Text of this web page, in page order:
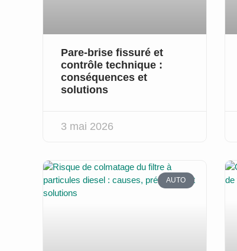
Pare-brise fissuré et
contrôle technique :
conséquences et
solutions
3 mai 2026
AUTO